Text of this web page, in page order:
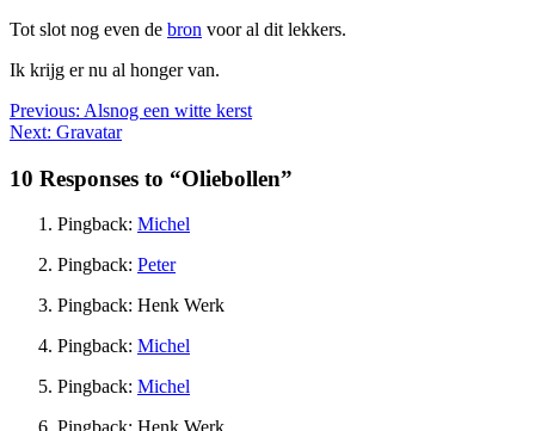
Tot slot nog even de bron voor al dit lekkers.
Ik krijg er nu al honger van.
Previous: Alsnog een witte kerst
Next: Gravatar
10 Responses to “Oliebollen”
Pingback: Michel
Pingback: Peter
Pingback: Henk Werk
Pingback: Michel
Pingback: Michel